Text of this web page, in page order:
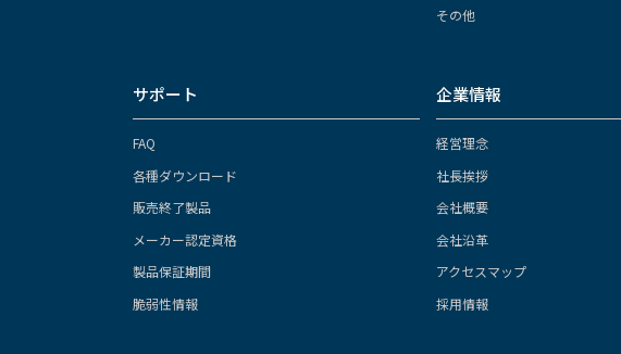
その他
サポート
FAQ
各種ダウンロード
販売終了製品
メーカー認定資格
製品保証期間
脆弱性情報
企業情報
経営理念
社長挨拶
会社概要
会社沿革
アクセスマップ
採用情報